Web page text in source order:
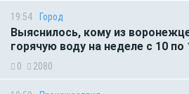
19:54 Город
Выяснилось, кому из
горячую воду на неделе с 10 по
0 2080